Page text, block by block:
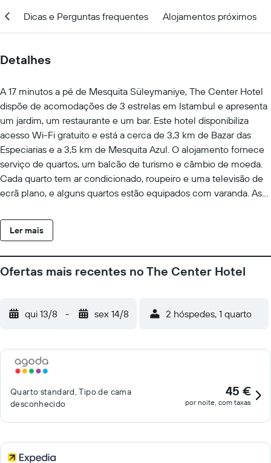
Dicas e Perguntas frequentes Alojamentos próximos
Detalhes
A 17 minutos a pé de Mesquita Süleymaniye, The Center Hotel
dispõe de acomodações de 3 estrelas em Istambul e apresenta
um jardim, um restaurante e um bar. Este hotel disponibiliza
acesso Wi-Fi gratuito e está a cerca de 3,3 km de Bazar das
Especiarias e a 3,5 km de Mesquita Azul. O alojamento fornece
serviço de quartos, um balcão de turismo e câmbio de moeda.
Cada quarto tem ar condicionado, roupeiro e uma televisão de
ecrã plano, e alguns quartos estão equipados com varanda. As
disponibiliza diariamente pequeno-almoço buffet. Os
funcionários da receção aberta 24 horas falam árabe, alemão,
estadia. Cisterna da Basílica fica a 3,8 km de The Center Hotel,
fica a 38 km da propriedade.
Ler mais
Ofertas mais recentes no The Center Hotel
qui 13/8 - sex 14/8 2 hóspedes, 1 quarto
Quarto standard, Tipo de cama
desconhecido
45 €
por noite, com taxas